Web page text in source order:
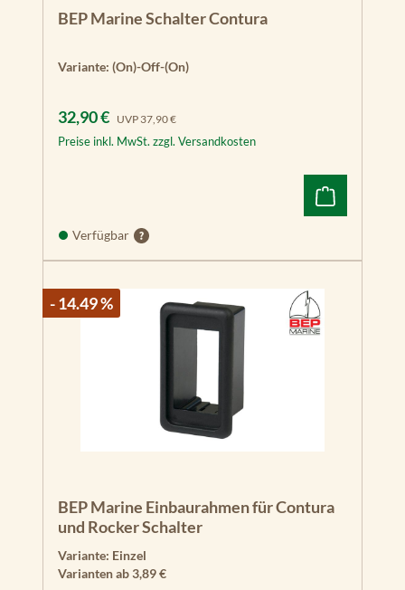
BEP Marine Schalter Contura
Variante: (On)-Off-(On)
Verkaufspreis:
32,90 € UVP Regulärer Preis:
37,90 €
Preise inkl. MwSt. zzgl. Versandkosten
Verfügbar
- 14.49 %
BEP Marine Einbaurahmen für Contura
und Rocker Schalter
Variante: Einzel
Varianten ab3,89 €